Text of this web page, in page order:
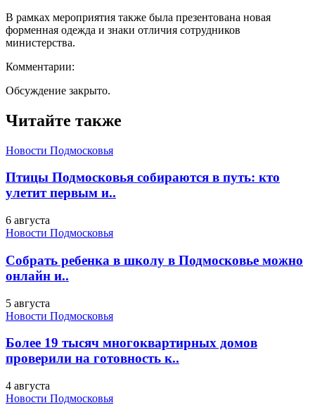
В рамках мероприятия также была презентована новая
форменная одежда и знаки отличия сотрудников
министерства.
Комментарии:
Обсуждение закрыто.
Читайте также
Новости Подмосковья
Птицы Подмосковья собираются в путь: кто
улетит первым и..
6 августа
Новости Подмосковья
Собрать ребенка в школу в Подмосковье можно
онлайн и..
5 августа
Новости Подмосковья
Более 19 тысяч многоквартирных домов
проверили на готовность к..
4 августа
Новости Подмосковья